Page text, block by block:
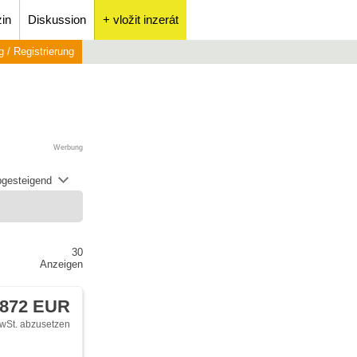
Diskussion + vložit inzerát
/ Registrierung
Werbung
30
Anzeigen
EUR
abzusetzen